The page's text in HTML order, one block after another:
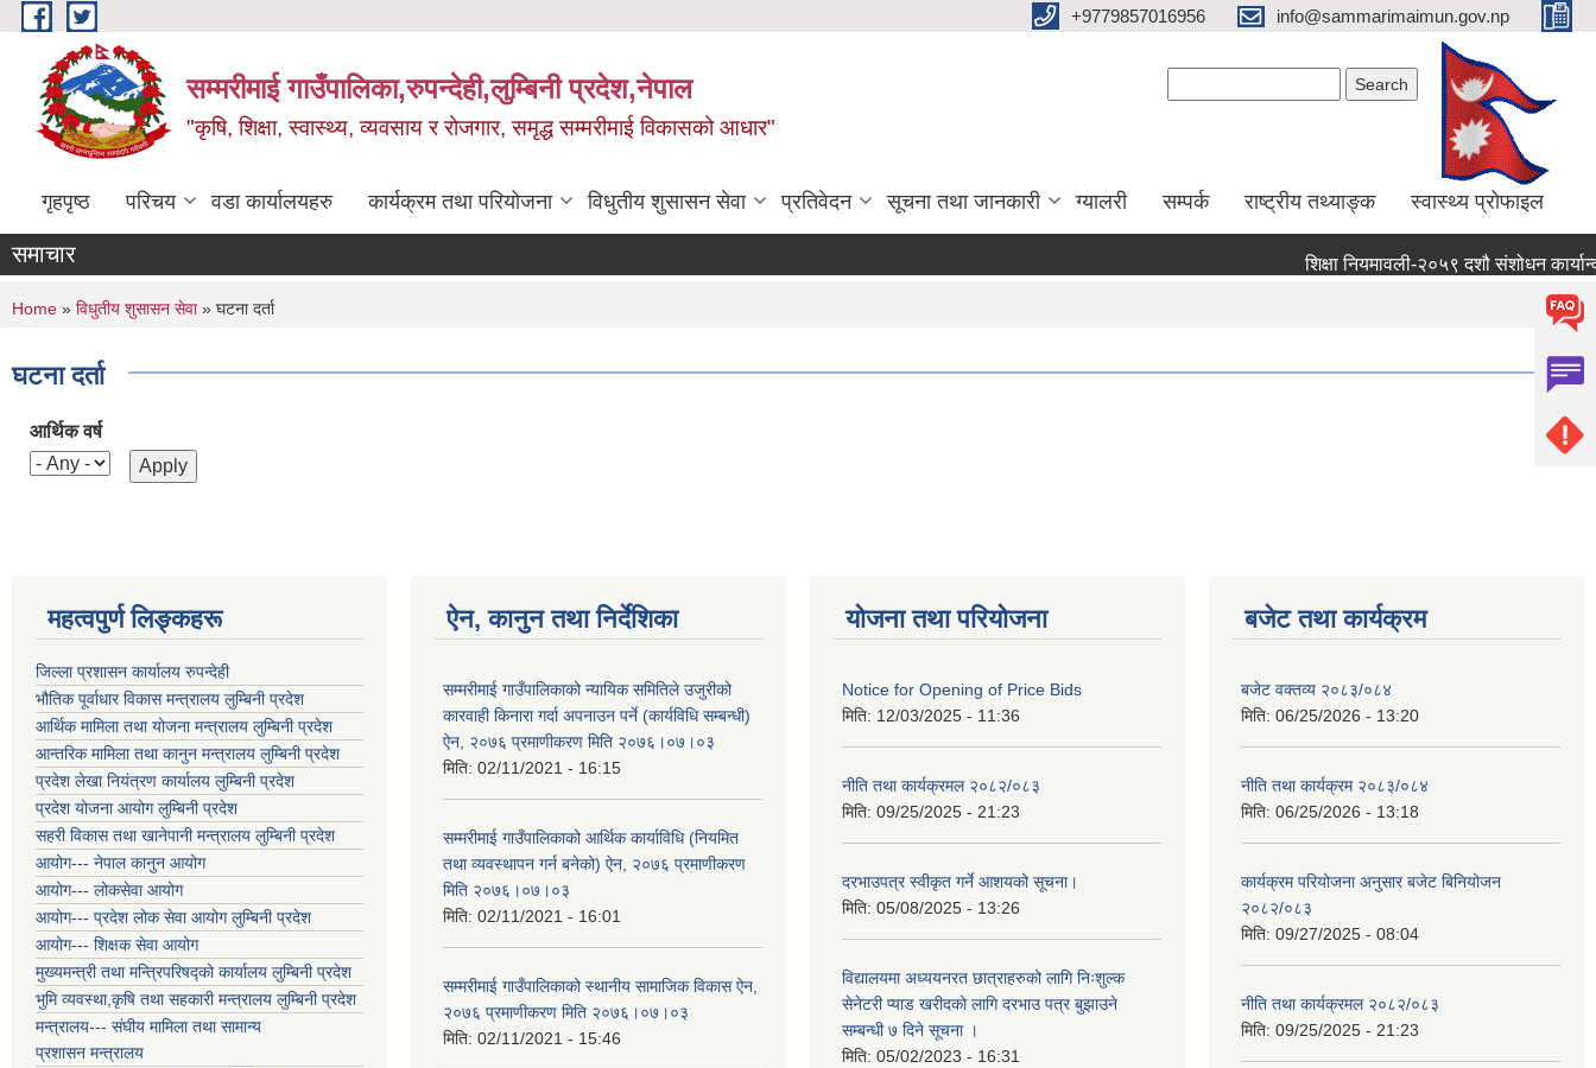
Skip to main content +9779857016956 info@sammarimaimun.gov.np
सम्मरीमाई गाउँपालिका,रुपन्देही,लुम्बिनी प्रदेश,नेपाल
"कृषि, शिक्षा, स्वास्थ्य, व्यवसाय र रोजगार, समृद्ध सम्मरीमाई विकासको आधार"
गृहपृष्ठ परिचय वडा कार्यालयहरु कार्यक्रम तथा परियोजना विधुतीय शुसासन सेवा प्रतिवेदन सूचना तथा जानकारी ग्यालरी सम्पर्क राष्ट्रीय तथ्याङ्क स्वास्थ्य प्रोफाइल
समाचार शिक्षा नियमावली-२०५९ दशौ संशोधन
You are here
Home » विधुतीय शुसासन सेवा» घटना दर्ता
घटना दर्ता
आर्थिक वर्ष
महत्वपुर्ण लिङ्कहरू
जिल्ला प्रशासन कार्यालय रुपन्देही
भौतिक पूर्वाधार विकास मन्त्रालय लुम्बिनी प्रदेश
आर्थिक मामिला तथा योजना मन्त्रालय लुम्बिनी प्रदेश
आन्तरिक मामिला तथा कानुन मन्त्रालय लुम्बिनी प्रदेश
प्रदेश लेखा नियंत्रण कार्यालय लुम्बिनी प्रदेश
प्रदेश योजना आयोग लुम्बिनी प्रदेश
सहरी विकास तथा खानेपानी मन्त्रालय लुम्बिनी प्रदेश
आयोग--- नेपाल कानुन आयोग
आयोग--- लोकसेवा आयोग
आयोग--- प्रदेश लोक सेवा आयोग लुम्बिनी प्रदेश
आयोग--- शिक्षक सेवा आयोग
मुख्यमन्त्री तथा मन्त्रिपरिषद्को कार्यालय लुम्बिनी प्रदेश
भुमि व्यवस्था,कृषि तथा सहकारी मन्त्रालय लुम्बिनी प्रदेश
मन्त्रालय--- संघीय मामिला तथा सामान्य
प्रशासन मन्त्रालय
ऐन, कानुन तथा निर्देशिका
सम्मरीमाई गाउँपालिकाको न्यायिक समितिले उजुरीको
कारवाही किनारा गर्दा अपनाउन पर्ने (कार्यविधि सम्बन्धी)
ऐन, २०७६ प्रमाणीकरण मिति २०७६।०७।०३
मिति: 02/11/2021 - 16:15
सम्मरीमाई गाउँपालिकाको आर्थिक कार्याविधि (नियमित
तथा व्यवस्थापन गर्न बनेको) ऐन, २०७६ प्रमाणीकरण
मिति २०७६।०७।०३
मिति: 02/11/2021 - 16:01
सम्मरीमाई गाउँपालिकाको स्थानीय सामाजिक विकास ऐन,
२०७६ प्रमाणीकरण मिति २०७६।०७।०३
मिति: 02/11/2021 - 15:46
योजना तथा परियोजना
Notice for Opening of Price Bids
मिति: 12/03/2025 - 11:36
नीति तथा कार्यक्रमल २०८२/०८३
मिति: 09/25/2025 - 21:23
दरभाउपत्र स्वीकृत गर्ने आशयको सूचना।
मिति: 05/08/2025 - 13:26
विद्यालयमा अध्ययनरत छात्राहरुको लागि निःशुल्क
सेनेटरी प्याड खरीदको लागि दरभाउ पत्र बुझाउने
सम्बन्धी ७ दिने सूचना ।
मिति: 05/02/2023 - 16:31
बजेट तथा कार्यक्रम
बजेट वक्तव्य २०८३/०८४
मिति: 06/25/2026 - 13:20
नीति तथा कार्यक्रम २०८३/०८४
मिति: 06/25/2026 - 13:18
कार्यक्रम परियोजना अनुसार बजेट बिनियोजन
२०८२/०८३
मिति: 09/27/2025 - 08:04
नीति तथा कार्यक्रमल २०८२/०८३
मिति: 09/25/2025 - 21:23